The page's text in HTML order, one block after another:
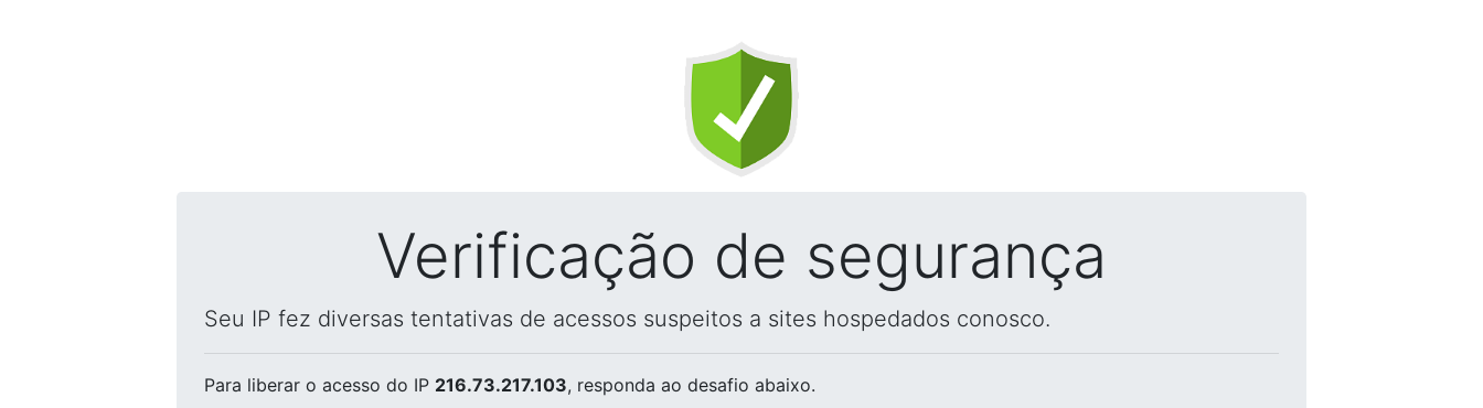
Verificação de segurança
Seu IP fez diversas tentativas de acessos suspeitos a sites hospedados conosco.
Para liberar o acesso do IP 216.73.217.103, responda ao desafio abaixo.